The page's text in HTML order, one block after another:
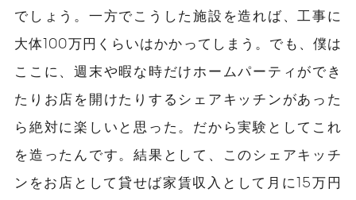
でしょう。一方でこうした施設を造れば、工事に
大体100万円くらいはかかってしまう。でも、僕は
ここに、週末や暇な時だけホームパーティができ
たりお店を開けたりするシェアキッチンがあった
ら絶対に楽しいと思った。だから実験としてこれ
を造ったんです。結果として、このシェアキッチ
ンをお店として貸せば家賃収入として月に15万円